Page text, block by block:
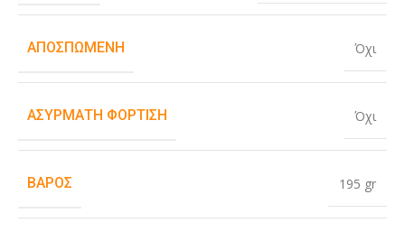
ΑΠΟΣΠΏΜΕΝΗ Όχι
ΑΣΎΡΜΑΤΗ ΦΌΡΤΙΣΗ Όχι
ΒΆΡΟΣ 195 gr